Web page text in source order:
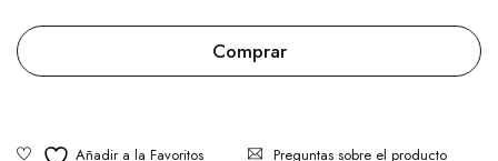
Comprar
Preguntas sobre el producto